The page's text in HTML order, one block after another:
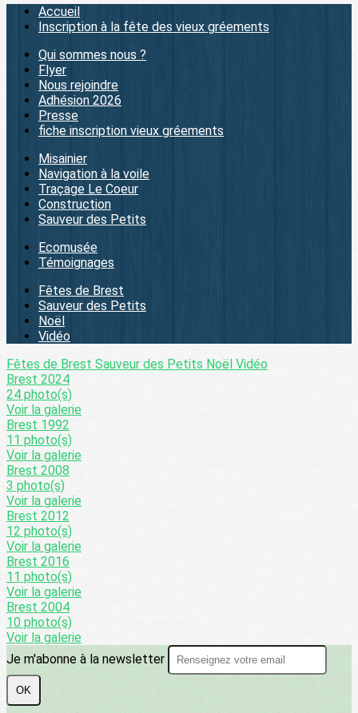
Accueil
Inscription à la fête des vieux gréements
Qui sommes nous ?
Flyer
Nous rejoindre
Adhésion 2026
Presse
fiche inscription vieux gréements
Misainier
Navigation à la voile
Traçage Le Coeur
Construction
Sauveur des Petits
Ecomusée
Témoignages
Fêtes de Brest
Sauveur des Petits
Noël
Vidéo
Fêtes de Brest Sauveur des Petits Noël Vidéo
Brest 2024
24 photo(s)
Voir la galerie
Brest 1992
11 photo(s)
Voir la galerie
Brest 2008
3 photo(s)
Voir la galerie
Brest 2012
12 photo(s)
Voir la galerie
Brest 2016
11 photo(s)
Voir la galerie
Brest 2004
10 photo(s)
Voir la galerie
Je m'abonne à la newsletter
OK